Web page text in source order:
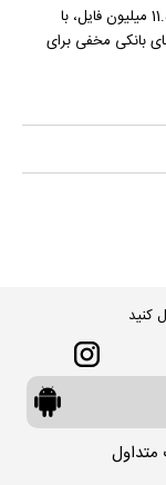
به دنبال یک گروه از روزنامه نگاران که در جمع آوری 11.5 میلیون فایل، با
بانکی مخفی برای
کنید
متداول